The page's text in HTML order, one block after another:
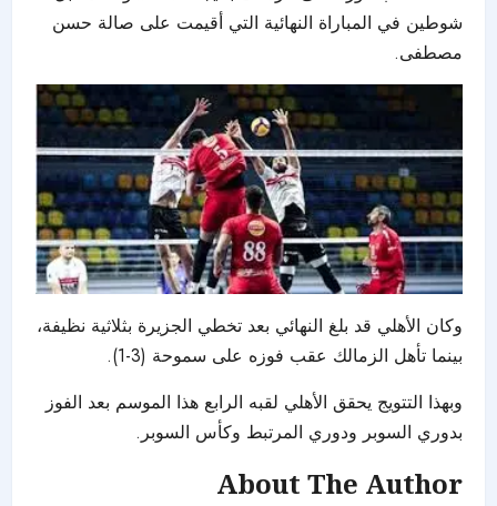
شوطين في المباراة النهائية التي أقيمت على صالة حسن
مصطفى.
وكان الأهلي قد بلغ النهائي بعد تخطي الجزيرة بثلاثية نظيفة،
بينما تأهل الزمالك عقب فوزه على سموحة (3-1).
وبهذا التتويج يحقق الأهلي لقبه الرابع هذا الموسم بعد الفوز
بدوري السوبر ودوري المرتبط وكأس السوبر.
About The Author